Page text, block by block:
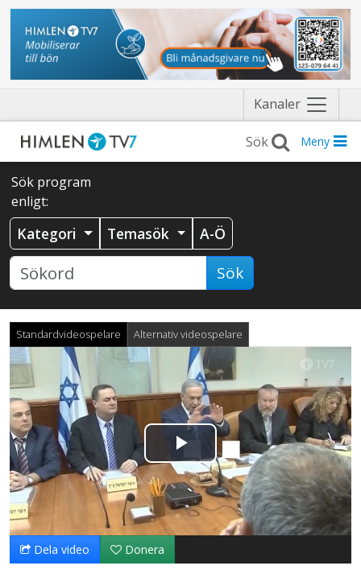
Kanaler Näytä
valikko
Meny
Sök program
enligt:
Kategori Temasök A-Ö
Sök
Standardvideospelare Alternativ videospelare
Spela
upp
video
Dela video Donera